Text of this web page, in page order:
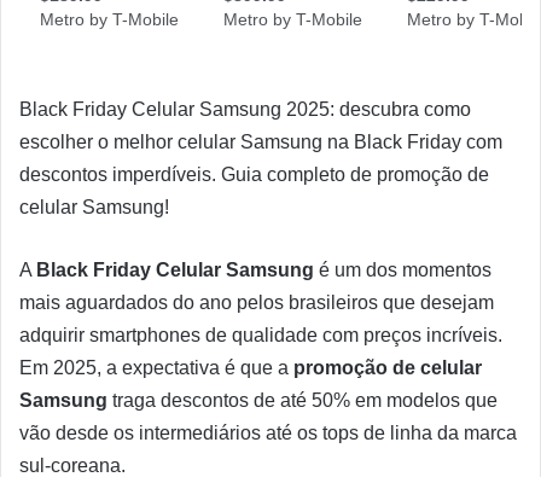
Black Friday Celular Samsung 2025: descubra como
escolher o melhor celular Samsung na Black Friday com
descontos imperdíveis. Guia completo de promoção de
celular Samsung!
A Black Friday Celular Samsung é um dos momentos
mais aguardados do ano pelos brasileiros que desejam
adquirir smartphones de qualidade com preços incríveis.
Em 2025, a expectativa é que a promoção de celular
Samsung traga descontos de até 50% em modelos que
vão desde os intermediários até os tops de linha da marca
sul-coreana.